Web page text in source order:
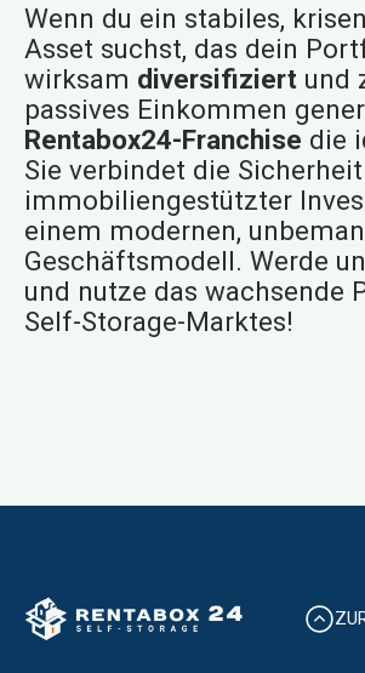
Wenn du ein stabiles,
Asset suchst, das dein
wirksam diversifiziertund
passives Einkommen
Rentabox24-Franchise die
Sie verbindet die Sicherheit
immobiliengestützter
einem modernen,
Geschäftsmodell. Werde
und nutze das wachsende
Self-Storage-Marktes!